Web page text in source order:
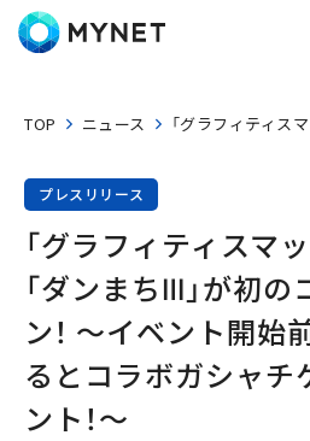
TOP ニュース 「グラフィティス
プレスリリース
「グラフィティスマ
「ダンまちⅢ」が初
ン！ ～イベント開始
るとコラボガシャチ
ント！～